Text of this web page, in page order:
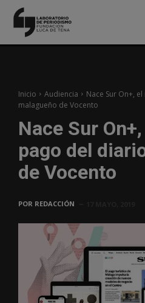
Inicio Audiencia
Nace Sur On+,
malagueño de Vocento
Nace Sur
pago del
de Vocento
POR REDACCIÓN